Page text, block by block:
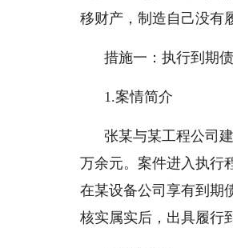
移财产，制造自己没有
措施一：执行到期
1.案情简介
张某与某工程公司
万余元。案件进入执行
在某设备公司享有到期
核实属实后，出具履行